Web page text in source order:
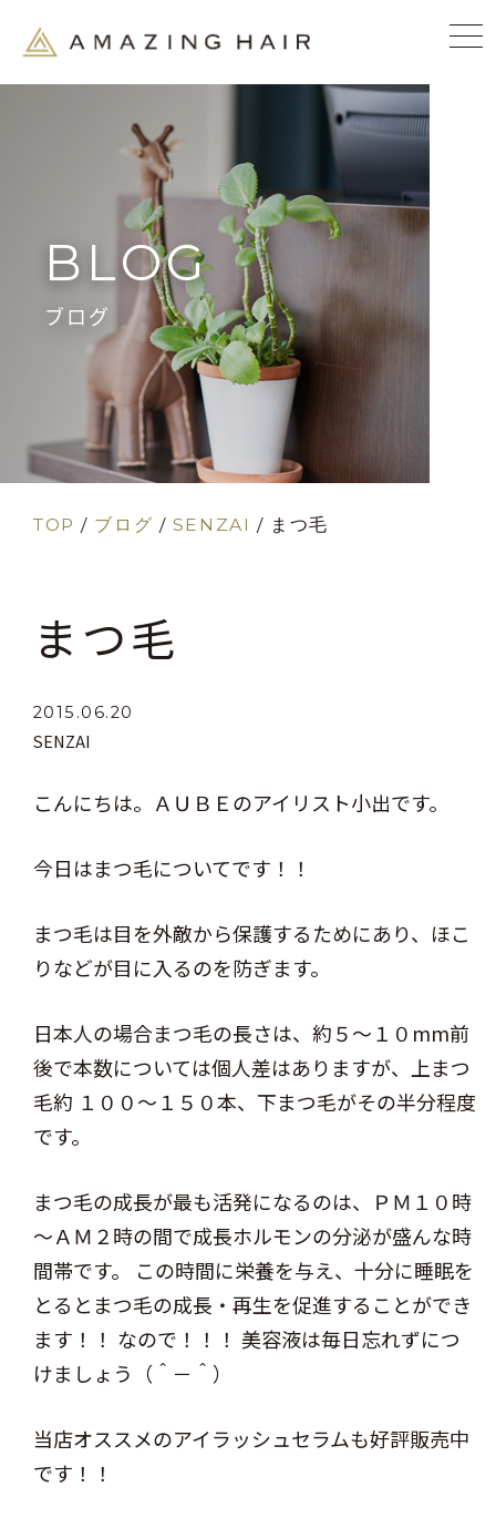
BLOG
ブログ
TOP / ブログ / SENZAI / まつ毛
まつ毛
2015.06.20
SENZAI
こんにちは。ＡＵＢＥのアイリスト小出です。
今日はまつ毛についてです！！
まつ毛は目を外敵から保護するためにあり、ほこ
りなどが目に入るのを防ぎます。
日本人の場合まつ毛の長さは、約５～１０mm前
後で本数については個人差はありますが、上まつ
毛約 １００～１５０本、下まつ毛がその半分程度
です。
まつ毛の成長が最も活発になるのは、ＰＭ１０時
～ＡＭ２時の間で成長ホルモンの分泌が盛んな時
間帯です。 この時間に栄養を与え、十分に睡眠を
とるとまつ毛の成長・再生を促進することができ
ます！！ なので！！！ 美容液は毎日忘れずにつ
けましょう（＾－＾）
当店オススメのアイラッシュセラムも好評販売中
です！！